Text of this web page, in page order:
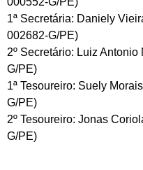
1ª Secretária: Daniely
002682-G/PE)
2º Secretário: Luiz
G/PE)
1ª Tesoureiro: Suely
G/PE)
2º Tesoureiro: Jonas
G/PE)